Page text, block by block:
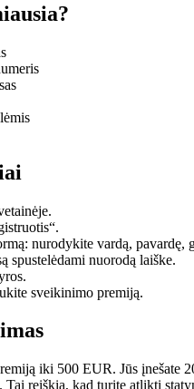
nurodykite vardą, pavardę,
spustelėdami nuorodą laiške.
sveikinimo premiją.
iki 500 EUR. Jūs įnešate
reiškia, kad turite atlikti